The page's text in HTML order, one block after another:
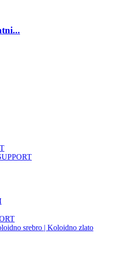
srebro | Koloidno zlato